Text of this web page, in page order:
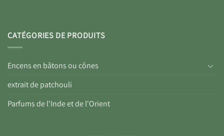
CATÉGORIES DE PRODUITS
Encens en bâtons ou cônes
extrait de patchouli
Parfums de l'Inde et de l'Orient